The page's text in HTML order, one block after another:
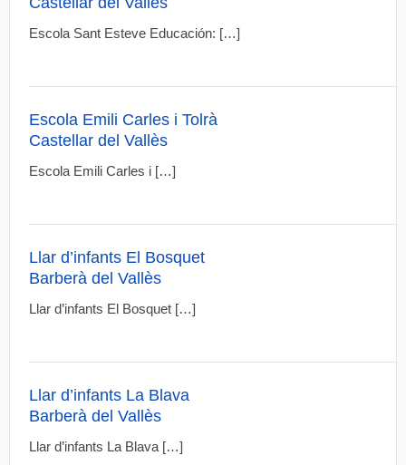
Escola Sant Esteve Educación: […]
Escola Emili Carles i Tolrà
Castellar del Vallès
Escola Emili Carles i […]
Llar d’infants El Bosquet
Barberà del Vallès
Llar d’infants El Bosquet […]
Llar d’infants La Blava
Barberà del Vallès
Llar d’infants La Blava […]